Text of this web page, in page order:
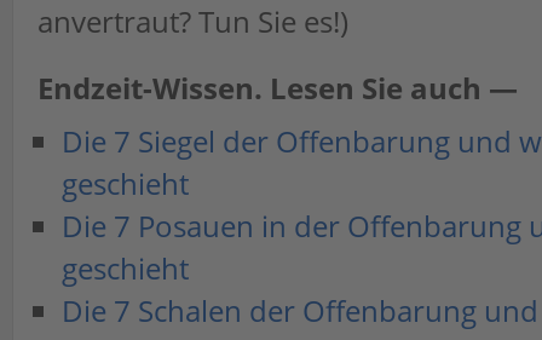
anvertraut? Tun Sie es!)
Endzeit-Wissen. Lesen Sie auch —
Die 7 Siegel der Offenbarung und
geschieht
Die 7 Posauen in der Offenbarung
geschieht
Die 7 Schalen der Offenbarung